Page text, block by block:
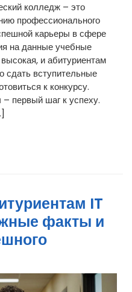
колледж – это
профессионального
карьеры в сфере
на данные учебные
и абитуриентам
сдать вступительные
к конкурсу.
первый шаг к успеху.
IT
факты и